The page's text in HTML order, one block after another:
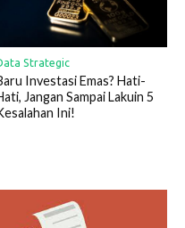
Strategic
Investasi Emas? Hati-
Jangan Sampai Lakuin 5
Ini!